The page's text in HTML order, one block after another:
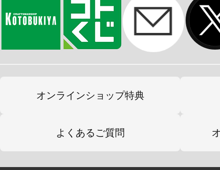
オンラインショップ特典
よくあるご質問